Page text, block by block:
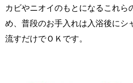
カビやニオイのもとになるこれら
め、普段のお手入れは入浴後にシ
流すだけでＯＫです。